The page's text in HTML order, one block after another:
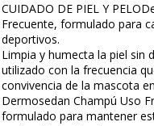
CUIDADO DE PIEL Y
Frecuente, formulado para
deportivos.
Limpia y humecta la piel sin
utilizado con la frecuencia
convivencia de la mascota
Dermosedan Champú Uso
formulado para mantener